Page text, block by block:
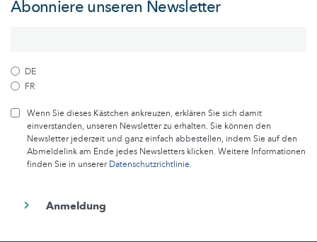
Abonniere unseren Newsletter
DE
FR
Wenn Sie dieses Kästchen ankreuzen, erklären Sie sich damit
einverstanden, unseren Newsletter zu erhalten. Sie können den
Newsletter jederzeit und ganz einfach abbestellen, indem Sie auf den
Abmeldelink am Ende jedes Newsletters klicken. Weitere Informationen
finden Sie in unsererDatenschutzrichtlinie.